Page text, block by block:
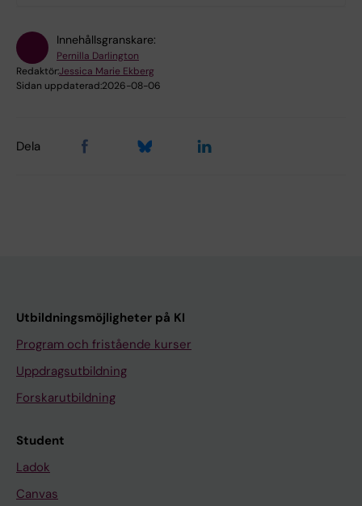
Innehållsgranskare:
Pernilla Darlington
Redaktör:Jessica Marie Ekberg
Sidan uppdaterad:2026-08-06
Dela
Utbildningsmöjligheter på KI
Program och fristående kurser
Uppdragsutbildning
Forskarutbildning
Student
Ladok
Canvas